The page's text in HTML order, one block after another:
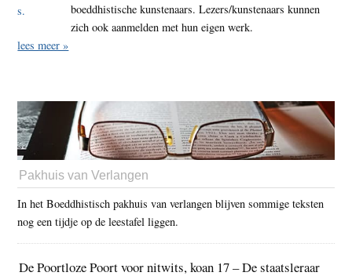
boeddhistische kunstenaars. Lezers/kunstenaars kunnen
zich ook aanmelden met hun eigen werk.
lees meer »
Pakhuis van Verlangen
In het Boeddhistisch pakhuis van verlangen blijven sommige teksten
nog een tijdje op de leestafel liggen.
De Poortloze Poort voor nitwits, koan 17 – De staatsleraar